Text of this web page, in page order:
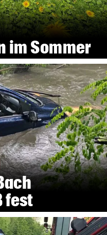
im Sommer
fest